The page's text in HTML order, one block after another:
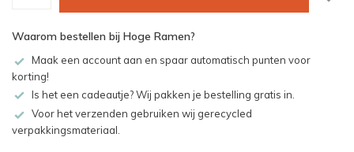
Waarom bestellen bij Hoge Ramen?
Maak een account aan en spaar automatisch punten voor
korting!
Is het een cadeautje? Wij pakken je bestelling gratis in.
Voor het verzenden gebruiken wij gerecycled
verpakkingsmateriaal.